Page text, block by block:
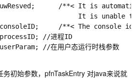
获取指定任务的名称。
信息。
/**< It is
It is unable to
/**< The console id
//进程ID
//在用户态运行时栈参数
初始参数， pfnTaskEntry 对java来说就